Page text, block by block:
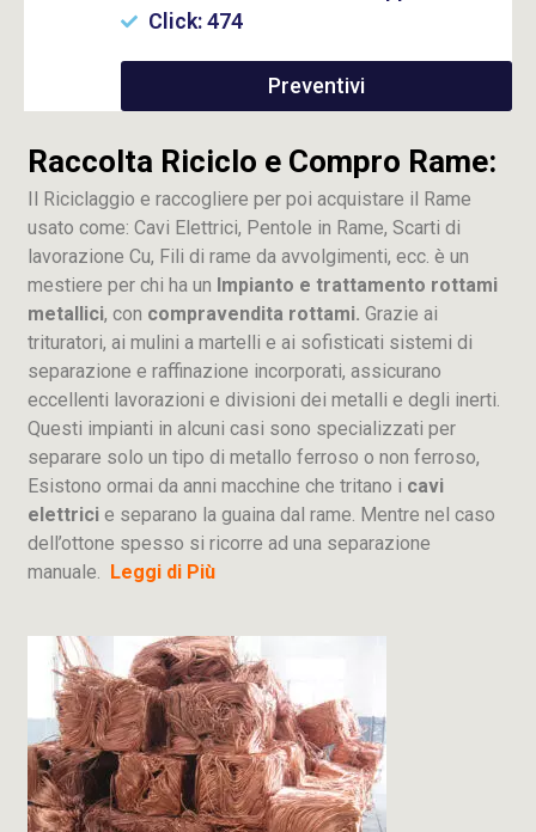
Click: 474
Preventivi
Raccolta Riciclo e Compro Rame:
Il Riciclaggio e raccogliere per poi acquistare il Rame
usato come: Cavi Elettrici, Pentole in Rame, Scarti di
lavorazione Cu, Fili di rame da avvolgimenti, ecc. è un
mestiere per chi ha un Impianto e trattamento rottami
metallici, con compravendita rottami. Grazie ai
trituratori, ai mulini a martelli e ai sofisticati sistemi di
separazione e raffinazione incorporati, assicurano
eccellenti lavorazioni e divisioni dei metalli e degli inerti.
Questi impianti in alcuni casi sono specializzati per
separare solo un tipo di metallo ferroso o non ferroso,
Esistono ormai da anni macchine che tritano i cavi
elettrici e separano la guaina dal rame. Mentre nel caso
dell’ottone spesso si ricorre ad una separazione
manuale. Leggi di Più